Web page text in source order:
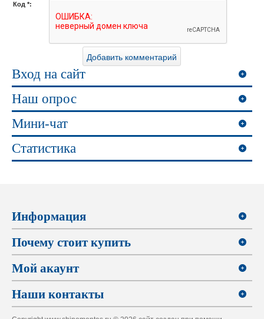
Код *:
Вход на сайт
Наш опрос
Мини-чат
Статистика
Информация
Почему стоит купить
Мой акаунт
Наши контакты